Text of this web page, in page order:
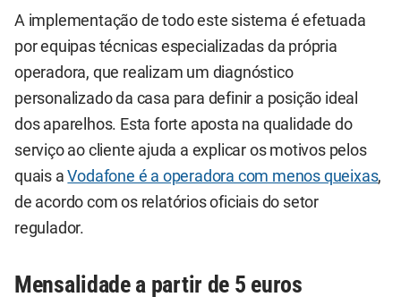
A implementação de todo este sistema é efetuada
por equipas técnicas especializadas da própria
operadora, que realizam um diagnóstico
personalizado da casa para definir a posição ideal
dos aparelhos. Esta forte aposta na qualidade do
serviço ao cliente ajuda a explicar os motivos pelos
quais aVodafone é a operadora com menos queixas,
de acordo com os relatórios oficiais do setor
regulador.
Mensalidade a partir de 5 euros